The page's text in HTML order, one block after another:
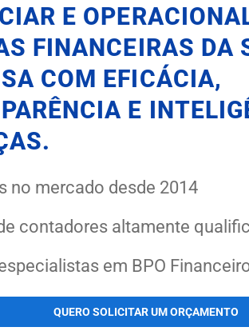
E
FINANCEIRAS DA
COM EFICÁCIA,
E
no mercado desde 2014
contadores altamente
em BPO
QUERO SOLICITAR UM ORÇAMENTO